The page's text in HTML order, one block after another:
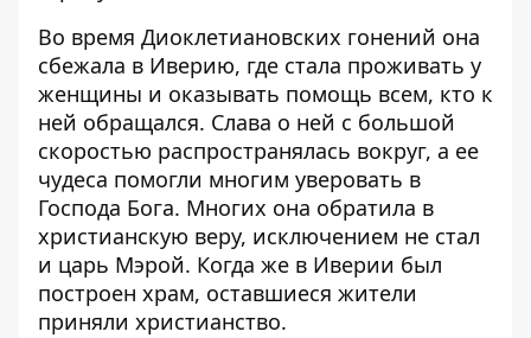
Во время Диоклетиановских гонений она
сбежала в Иверию, где стала проживать у
женщины и оказывать помощь всем, кто к
ней обращался. Слава о ней с большой
скоростью распространялась вокруг, а ее
чудеса помогли многим уверовать в
Господа Бога. Многих она обратила в
христианскую веру, исключением не стал
и царь Мэрой. Когда же в Иверии был
построен храм, оставшиеся жители
приняли христианство.